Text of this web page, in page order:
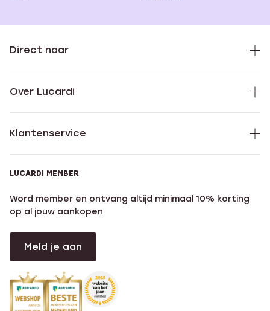
Direct naar
Over Lucardi
Klantenservice
LUCARDI MEMBER
Word member en ontvang altijd minimaal 10% korting
op al jouw aankopen
Meld je aan